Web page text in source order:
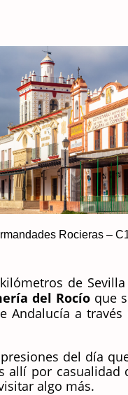
Rocieras –
de
del Rocíoque
Andalucía a través
del día
allí por casualidad
algo más.